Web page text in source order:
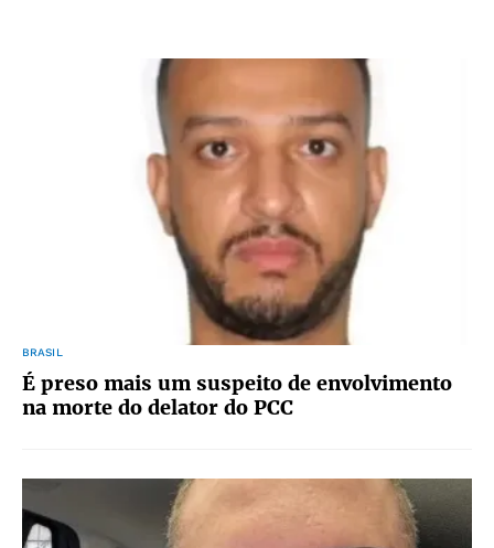
BRASIL
É preso mais um suspeito de envolvimento
na morte do delator do PCC